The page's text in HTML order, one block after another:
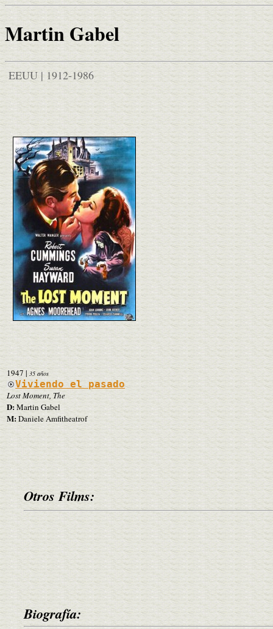
Martin Gabel
EEUU | 1912-1986
1947 | 35 años
Viviendo el pasado
Lost Moment, The
D:Martin Gabel
M:Daniele Amfitheatrof
Otros Films:
Biografía: